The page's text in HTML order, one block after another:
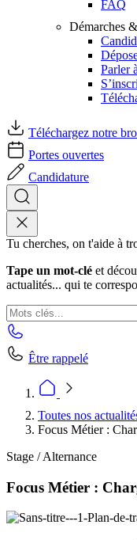
FAQ
Démarches
Parler
Téléchargez notre
Portes ouvertes
Candidature
Tu cherches, on t'aide à
Tape un mot-clé et
actualités... qui te
Être rappelé
Toutes nos
Focus Métier :
Stage / Alternance
Focus Métier :